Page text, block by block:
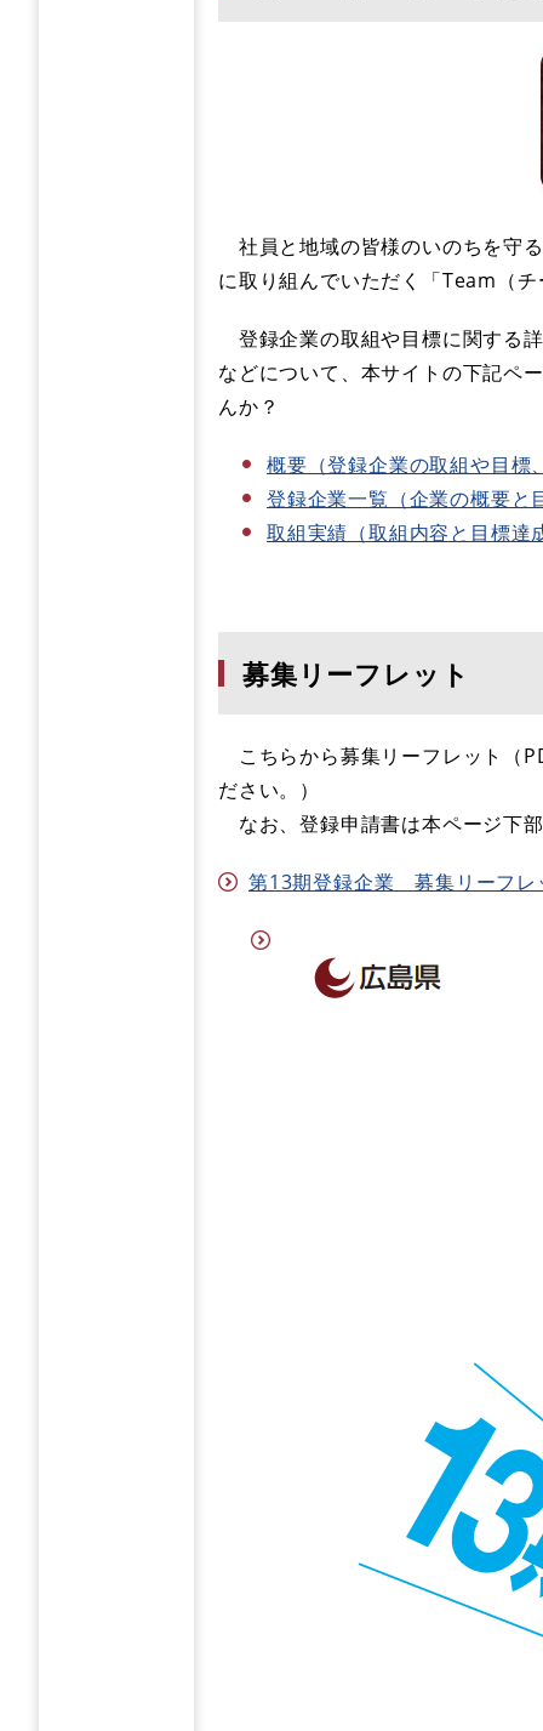
社員と地域の皆様のいのちを守
に取り組んでいただく「Team（
登録企業の取組や目標に関する
などについて、本サイトの下記ペ
んか？
概要（登録企業の取組や目標
登録企業一覧（企業の概要と
取組実績（取組内容と目標達
募集リーフレット
こちらから募集リーフレット（
ださい。）
なお、登録申請書は本ページ下
第13期登録企業 募集リーフレ